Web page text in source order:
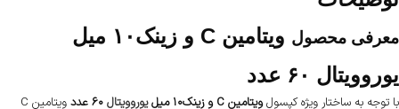
معرفی محصول
ویتامین C و زینک۱۰ میل
یوروویتال ۶۰ عدد
با توجه به ساختار ویژه کپسولویتامین C و زینک۱۰ میل یوروویتال
ویتامین C